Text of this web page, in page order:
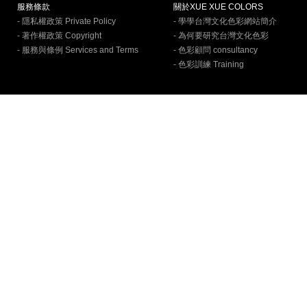
服務條款
- 隱私權政策 Private Policy
- 著作權政策 Copyright
- 服務與條例 Services and Terms
關於XUE XUE COLORS
- 學學台灣文化色彩網站簡介
- 為何要研究台灣文化色彩
- 色彩顧問 consultancy
- 色彩訓練 Training